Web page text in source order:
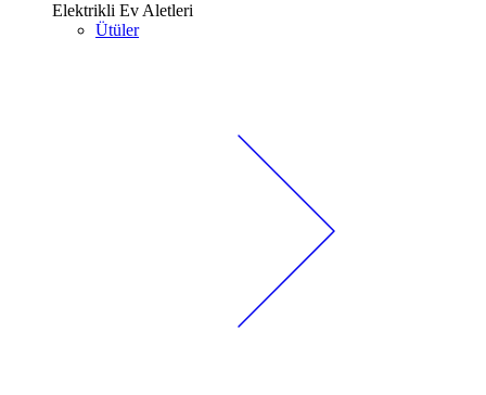
Elektrikli Ev Aletleri
Ütüler